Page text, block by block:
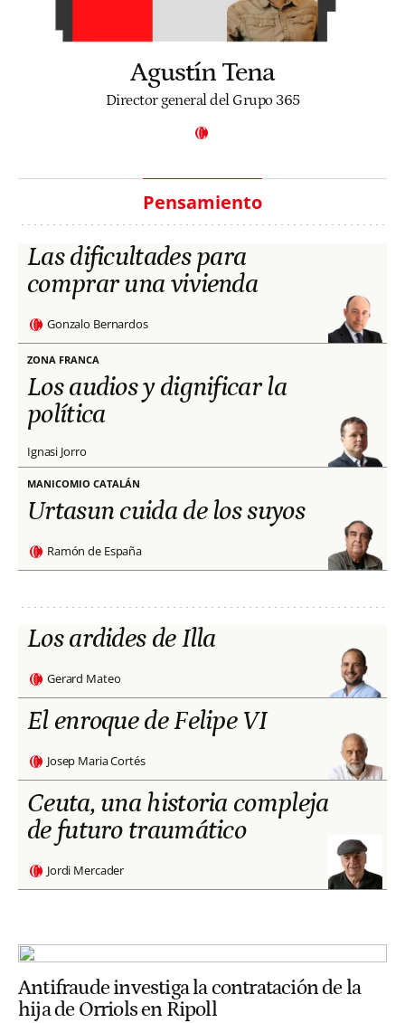
Agustín Tena
Director general del Grupo 365
Pensamiento
Las dificultades para
comprar una vivienda
Gonzalo Bernardos
ZONA FRANCA
Los audios y dignificar la
política
Ignasi Jorro
MANICOMIO CATALÁN
Urtasun cuida de los suyos
Ramón de España
Los ardides de Illa
Gerard Mateo
El enroque de Felipe VI
Josep Maria Cortés
Ceuta, una historia compleja
de futuro traumático
Jordi Mercader
Antifraude investiga la contratación de la
hija de Orriols en Ripoll